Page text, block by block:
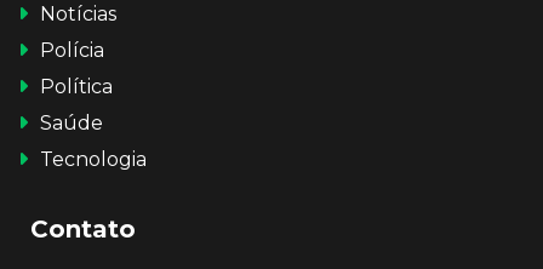
Notícias
Polícia
Política
Saúde
Tecnologia
Contato